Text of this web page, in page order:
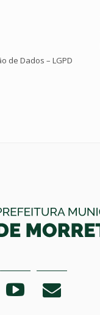
de Dados – LGPD